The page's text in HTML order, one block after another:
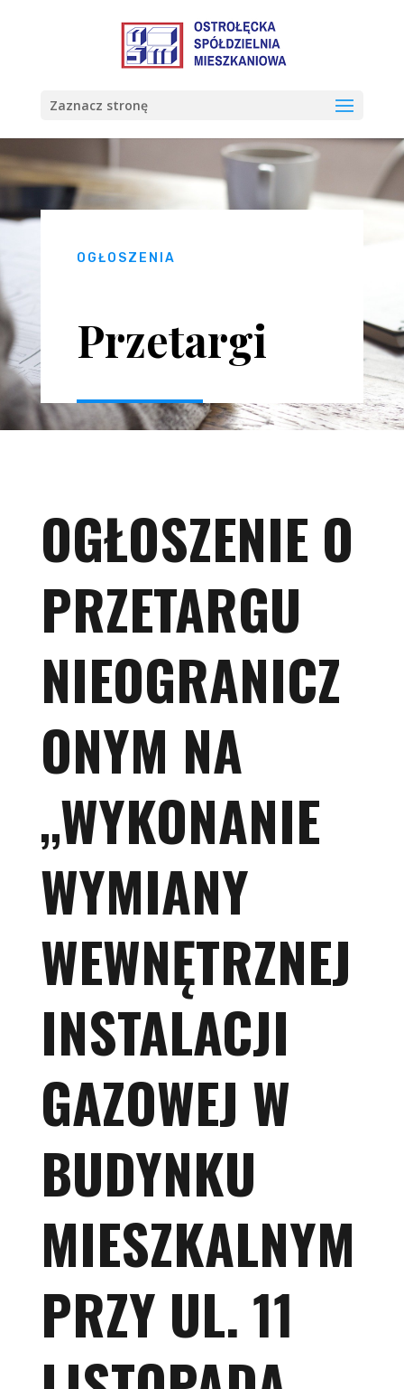
Zaznacz stronę
OGŁOSZENIA
Przetargi
OGŁOSZENIE O
PRZETARGU
NIEOGRANICZ
ONYM NA
„WYKONANIE
WYMIANY
WEWNĘTRZNEJ
INSTALACJI
GAZOWEJ W
BUDYNKU
MIESZKALNYM
PRZY UL. 11